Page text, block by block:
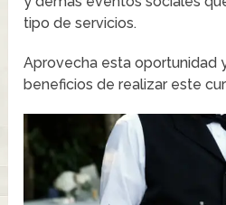
tipo de servicios.
Aprovecha esta oportunidad
beneficios de realizar este